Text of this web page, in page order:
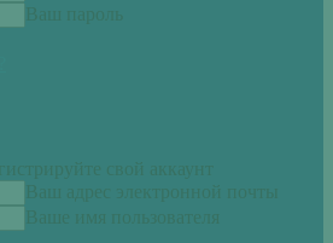
Ваш пароль
свой аккаунт
Ваш адрес электронной почты
Ваше имя пользователя